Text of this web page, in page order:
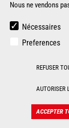
Manitou
Carrières
RMI Manitou
Gehl
© 2026
Manitou.com
CONTACT
Nous ne vendons
Nécessaires
Preferences
REFUSER
AUTORISER
ACCEPTER